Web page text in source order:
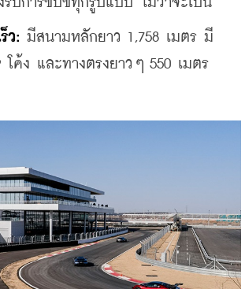
ว: มีสนามหลักยาว 1,758 เมตร มี
โค้ง และทางตรงยาวๆ 550 เมตร